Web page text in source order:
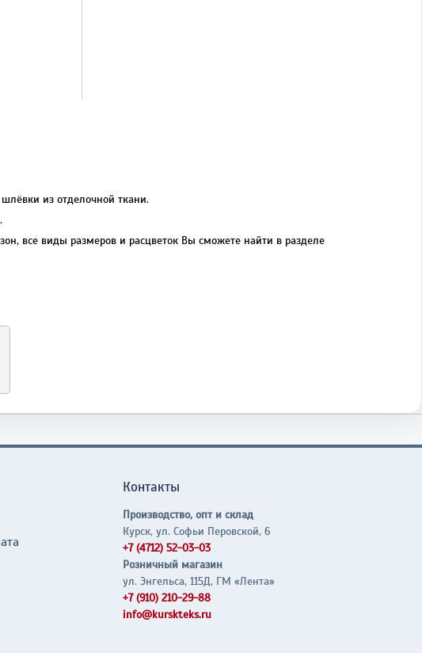
из отделочной ткани.
все виды размеров и расцветок Вы сможете найти в разделе
Контакты
Производство, опт и склад
Курск, ул. Софьи Перовской, 6
+7 (4712) 52-03-03
Розничный магазин
ул. Энгельса, 115Д, ГМ «Лента»
+7 (910) 210-29-88
info@kurskteks.ru